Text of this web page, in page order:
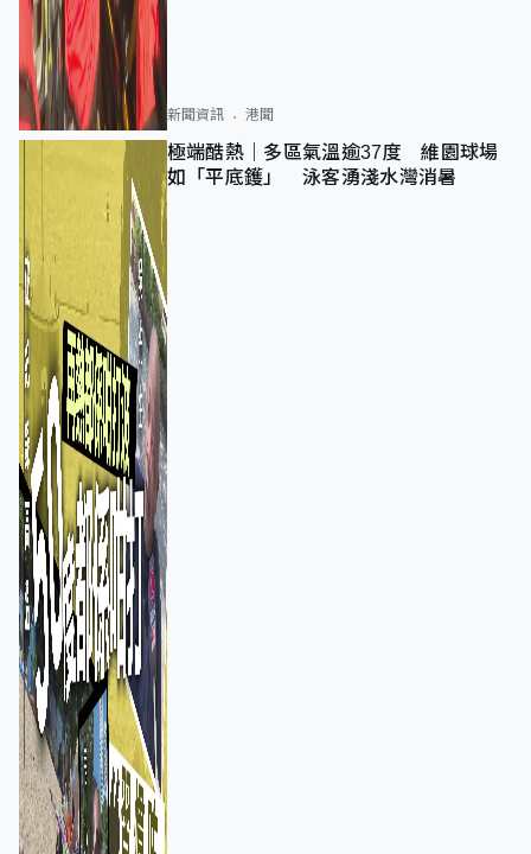
新聞資訊 港聞
極端酷熱｜多區氣溫逾37度 維園球場
如「平底鑊」 泳客湧淺水灣消暑